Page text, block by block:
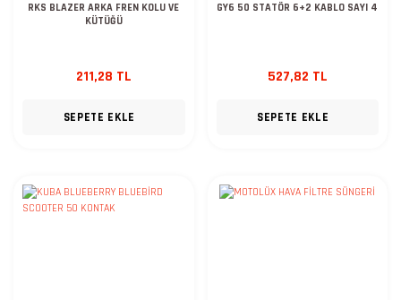
RKS BLAZER ARKA FREN KOLU VE
KÜTÜĞÜ
211,28 TL
SEPETE EKLE
GY6 50 STATÖR 6+2 KABLO SAYI 4
527,82 TL
SEPETE EKLE